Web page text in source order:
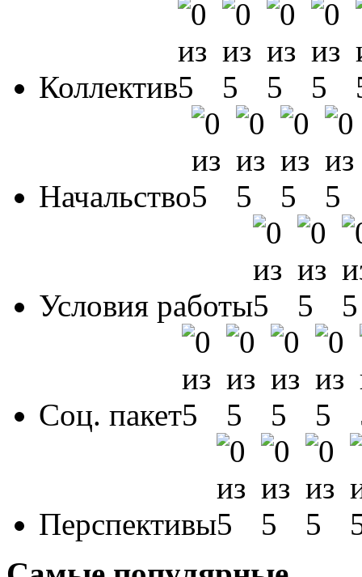
Коллектив
Начальство
Условия работы
Соц. пакет
Перспективы